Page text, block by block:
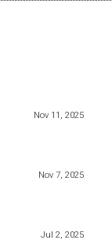
Nov 11, 2025
Nov 7, 2025
Jul 2, 2025